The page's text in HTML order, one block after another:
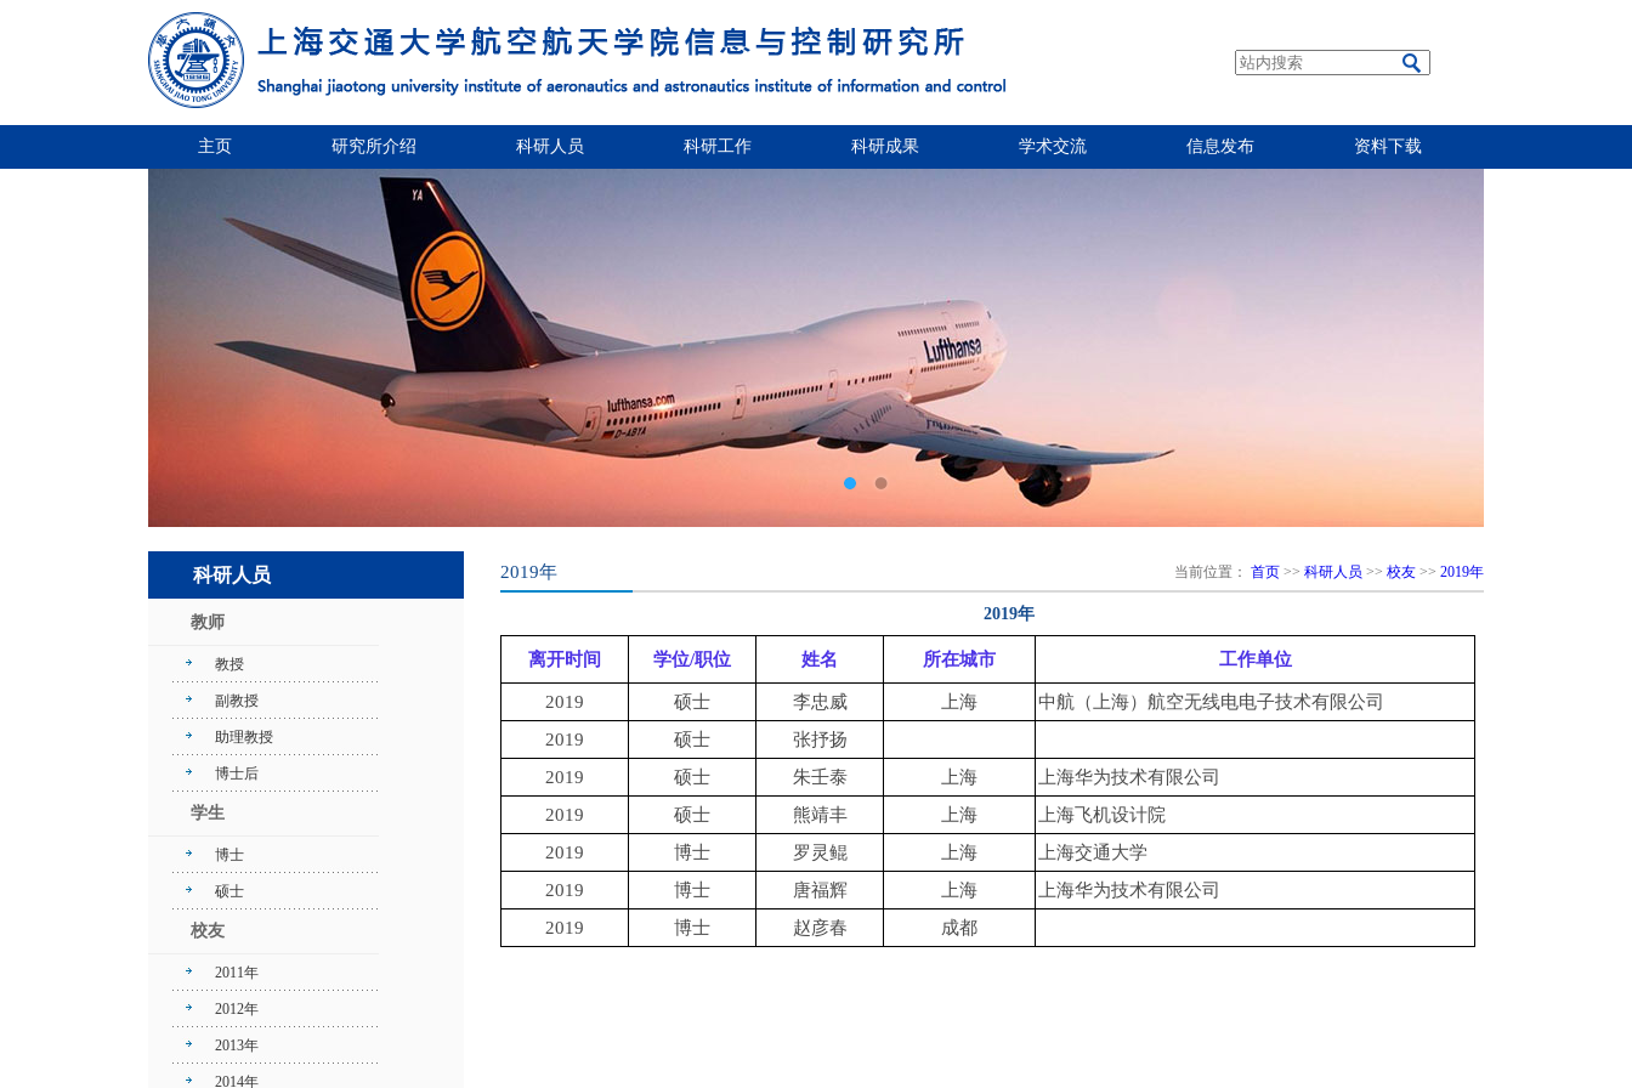
主页 研究所介绍 科研人员 科研工作 科研成果 学术交流 信息发布 资料下载
科研人员
教师
教授
副教授
助理教授
博士后
学生
博士
硕士
校友
2011年
2012年
2013年
2014年
2019年 当前位置： 首页 >> 科研人员 >> 校友 >> 2019年
2019年
离开时间 学位/职位 姓名 所在城市 工作单位
2019 硕士 李忠威 上海
中航（上海）航空无线电电子技术有限公司
2019
硕士
张抒扬
2019
硕士 朱壬泰 上海
上海华为技术有限公司
2019
硕士 熊靖丰 上海
上海飞机设计院
2019
博士 罗灵鲲 上海
上海交通大学
2019
博士 唐福辉 上海
上海华为技术有限公司
2019
博士 赵彦春 成都